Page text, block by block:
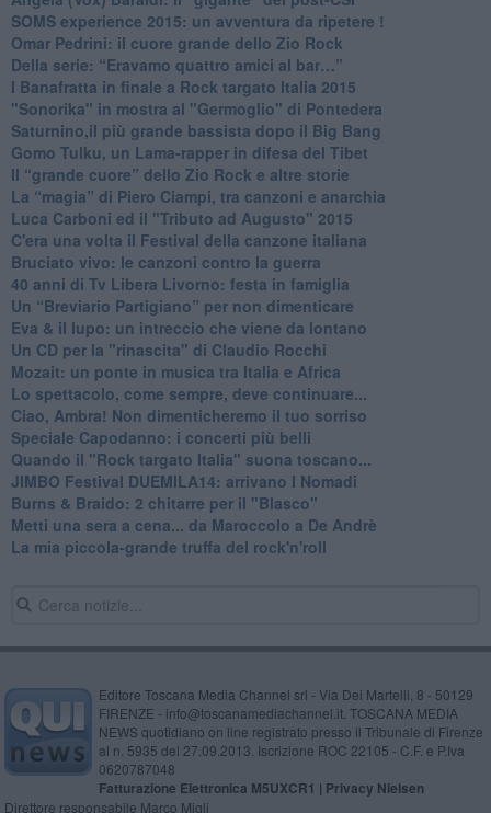
​SOMS experience 2015: un avventura da ripetere !
Omar Pedrini: il cuore grande dello Zio Rock
Della serie: “Eravamo quattro amici al bar…”
I Banafratta in finale a Rock targato Italia 2015
"Sonorika" in mostra al "Germoglio" di Pontedera
​Saturnino,il più grande bassista dopo il Big Bang
​Gomo Tulku, un Lama-rapper in difesa del Tibet
​Il “grande cuore” dello Zio Rock e altre storie
La “magia” di Piero Ciampi, tra canzoni e anarchia
Luca Carboni ed il "Tributo ad Augusto" 2015
C'era una volta il Festival della canzone italiana
Bruciato vivo: le canzoni contro la guerra
40 anni di Tv Libera Livorno: festa in famiglia
Un “Breviario Partigiano” per non dimenticare
Eva & il lupo: un intreccio che viene da lontano
Un CD per la "rinascita" di Claudio Rocchi
Mozait: un ponte in musica tra Italia e Africa
Lo spettacolo, come sempre, deve continuare...
Ciao, Ambra! Non dimenticheremo il tuo sorriso
Speciale Capodanno: i concerti più belli
Quando il "Rock targato Italia" suona toscano...
JIMBO Festival DUEMILA14: arrivano I Nomadi
Burns & Braido: 2 chitarre per il "Blasco"
Metti una sera a cena... da Maroccolo a De Andrè
La mia piccola-grande truffa del rock'n'roll
Editore Toscana Media Channel srl - Via Dei Martelli, 8 - 50129
FIRENZE - info@toscanamediachannel.it. TOSCANA MEDIA
NEWS quotidiano on line registrato presso il Tribunale di Firenze
al n. 5935 del 27.09.2013. Iscrizione ROC 22105 - C.F. e P.Iva
0620787048
Fatturazione Elettronica M5UXCR1 | Privacy Nielsen
Direttore responsabile Marco Migli